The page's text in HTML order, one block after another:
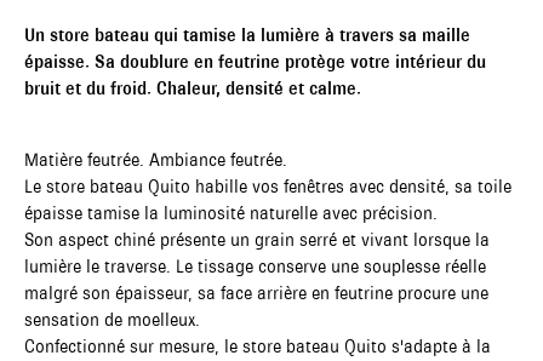
Un store bateau qui tamise la lumière à travers sa maille
épaisse. Sa doublure en feutrine protège votre intérieur du
bruit et du froid. Chaleur, densité et calme.
Matière feutrée. Ambiance feutrée.
Le store bateau Quito habille vos fenêtres avec densité, sa toile
épaisse tamise la luminosité naturelle avec précision.
Son aspect chiné présente un grain serré et vivant lorsque la
lumière le traverse. Le tissage conserve une souplesse réelle
malgré son épaisseur, sa face arrière en feutrine procure une
sensation de moelleux.
Confectionné sur mesure, le store bateau Quito s'adapte à la